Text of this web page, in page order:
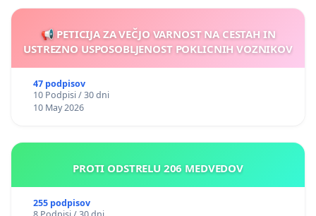
📢 PETICIJA ZA VEČJO VARNOST NA CESTAH IN
USTREZNO USPOSOBLJENOST POKLICNIH VOZNIKOV
47 podpisov
10 Podpisi / 30 dni
10 May 2026
PROTI ODSTRELU 206 MEDVEDOV
255 podpisov